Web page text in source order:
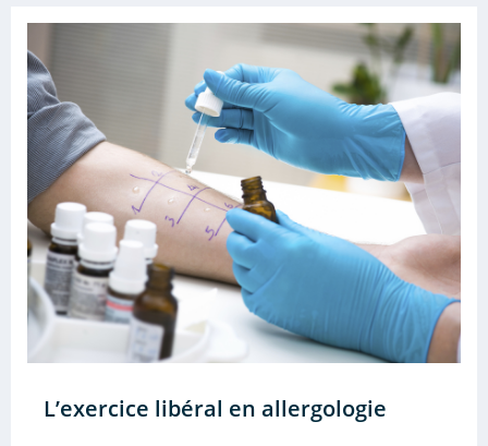
L’exercice libéral en allergologie